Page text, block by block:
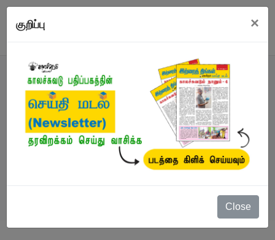
குறிப்பு ×
Close
நூல்கள் / தன்வரலாறு / வாழ்க்கை வரலாறு
நீர்
பிறக்கும் முன்